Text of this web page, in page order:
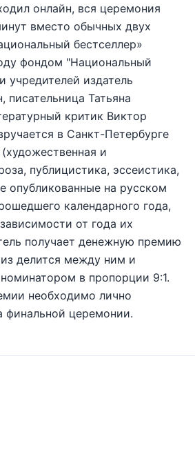
онлайн, вся церемония
вместо обычных двух
бестселлер»
фондом "Национальный
учредителей издатель
писательница Татьяна
критик Виктор
в Санкт-Петербурге
и
публицистика, эссеистика,
опубликованные на русском
календарного года,
от года их
получает денежную премию
делится между ним и
в пропорции 9:1.
необходимо лично
финальной церемонии.